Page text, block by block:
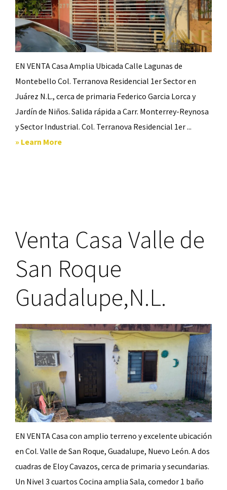
EN VENTA Casa Amplia Ubicada Calle Lagunas de
Montebello Col. Terranova Residencial 1er Sector en
Juárez N.L., cerca de primaria Federico Garcia Lorca y
Jardín de Niños. Salida rápida a Carr. Monterrey-Reynosa
y Sector Industrial. Col. Terranova Residencial 1er ...
» Learn Moreabout
Venta Casa Valle de
San Roque
Guadalupe,N.L.
EN VENTA Casa con amplio terreno y excelente ubicación
en Col. Valle de San Roque, Guadalupe, Nuevo León. A dos
cuadras de Eloy Cavazos, cerca de primaria y secundarias.
Un Nivel 3 cuartos Cocina amplia Sala, comedor 1 baño